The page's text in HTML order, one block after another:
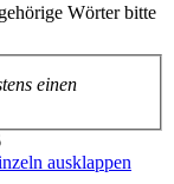
Wörter bitte
einen
ausklappen